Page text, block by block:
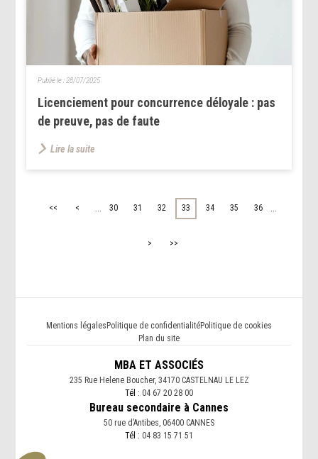
Licenciement pour concurrence déloyale : pas
de preuve, pas de faute
Publié le : 28/07/2025
Lire la suite
<< < 30 31 32 33 34 35 36
> >>
Mentions légalesPolitique de confidentialitéPolitique de cookies
Plan du site
MBA ET ASSOCIÉS
235 Rue Helene Boucher, 34170 CASTELNAU LE LEZ
Tél : 04 67 20 28 00
Bureau secondaire à Cannes
50 rue d’Antibes, 06400 CANNES
Tél : 04 83 15 71 51